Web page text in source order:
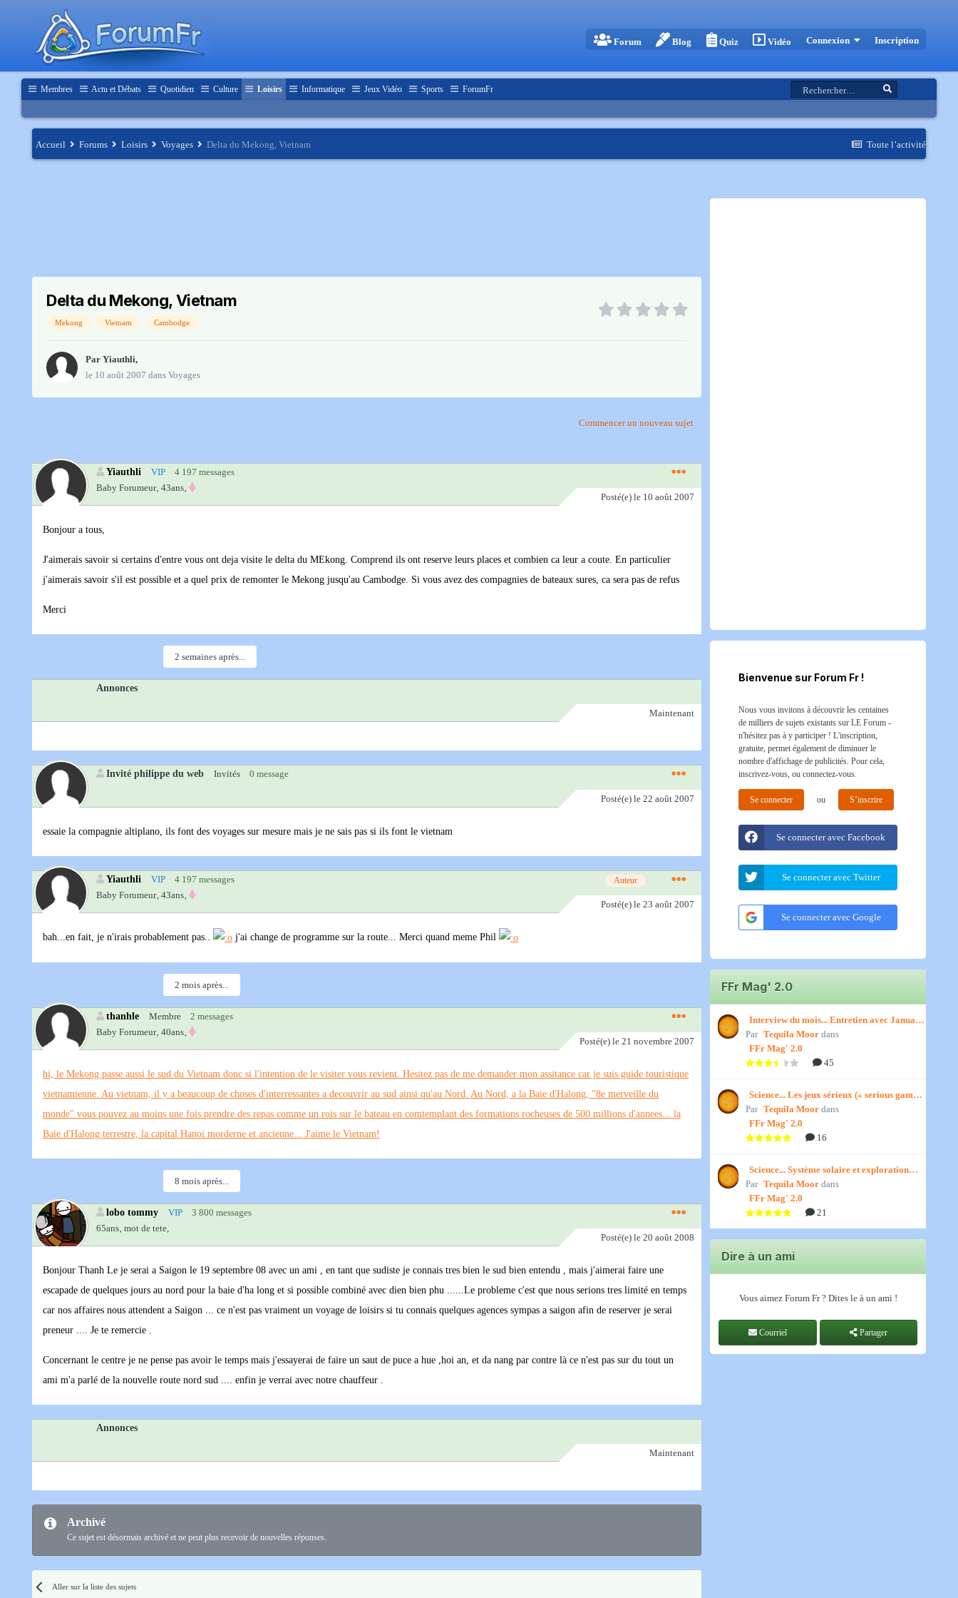
Forum Blog Quiz Vidéo Connexion Inscription
Membres Actu et Débats Quotidien Culture Loisirs Informatique Jeux Vidéo Sports ForumFr
Toute l’activité
Accueil Forums Loisirs Voyages Delta du Mekong, Vietnam
Delta du Mekong, Vietnam
Mekong Vietnam Cambodge
Par Yiauthli,
le 10 août 2007 dans Voyages
Commencer un nouveau sujet
Yiauthli VIP
4 197 messages
Baby Forumeur‚ 43ans‚
Posté(e) le 10 août 2007
Bonjour a tous,
J'aimerais savoir si certains d'entre vous ont deja visite le delta du MEkong. Comprend ils ont reserve leurs places et combien ca leur a coute. En particulier
j'aimerais savoir s'il est possible et a quel prix de remonter le Mekong jusqu'au Cambodge. Si vous avez des compagnies de bateaux sures, ca sera pas de refus
Merci
2 semaines après...
Annonces
Maintenant
Invité philippe du web Invités 0 message
Posté(e) le 22 août 2007
essaie la compagnie altiplano, ils font des voyages sur mesure mais je ne sais pas si ils font le vietnam
Yiauthli VIP 4 197 messages Auteur
Baby Forumeur‚ 43ans‚
Posté(e) le 23 août 2007
bah...en fait, je n'irais probablement pas.. j'ai change de programme sur la route... Merci quand meme Phil
2 mois après...
thanhle Membre
2 messages
Baby Forumeur‚ 40ans‚
Posté(e) le 21 novembre 2007
hi, le Mekong passe aussi le sud du Vietnam donc si l'intention de le visiter vous revient. Hesitez pas de me demander mon assitance car je suis guide touristique
vietnamienne. Au vietnam, il y a beaucoup de choses d'interressantes a decouvrir au sud ainsi qu'au Nord. Au Nord, a la Baie d'Halong, "8e merveille du
monde" vous pouvez au moins une fois prendre des repas comme un rois sur le bateau en comtemplant des formations rocheuses de 500 millions d'annees... la
Baie d'Halong terrestre, la capital Hanoi morderne et ancienne... J'aime le Vietnam!
8 mois après...
lobo tommy VIP
3 800 messages
65ans‚ mot de tete,
Posté(e) le 20 août 2008
Bonjour Thanh Le je serai a Saigon le 19 septembre 08 avec un ami , en tant que sudiste je connais tres bien le sud bien entendu , mais j'aimerai faire une
escapade de quelques jours au nord pour la baie d'ha long et si possible combiné avec dien bien phu ......Le probleme c'est que nous serions tres limité en temps
car nos affaires nous attendent a Saigon ... ce n'est pas vraiment un voyage de loisirs si tu connais quelques agences sympas a saigon afin de reserver je serai
preneur .... Je te remercie .
Concernant le centre je ne pense pas avoir le temps mais j'essayerai de faire un saut de puce a hue ,hoi an, et da nang par contre là ce n'est pas sur du tout un
ami m'a parlé de la nouvelle route nord sud .... enfin je verrai avec notre chauffeur .
Annonces
Maintenant
Archivé
Ce sujet est désormais archivé et ne peut plus recevoir de nouvelles réponses.
Aller sur la liste des sujets
Bienvenue sur Forum Fr !
Nous vous invitons à découvrir les centaines
de milliers de sujets existants sur LE Forum -
n'hésitez pas à y participer ! L'inscription,
gratuite, permet également de diminuer le
nombre d'affichage de publicités. Pour cela,
inscrivez-vous, ou connectez-vous.
Se connecter ou S’inscrire
Se connecter avec Facebook
Se connecter avec Twitter
Se connecter avec Google
FFr Mag' 2.0
Interview du mois... Entretien avec January,
par Titenath
Par Tequila Moor dans
FFr Mag' 2.0
45
Science... Les jeux sérieux (« serious games
») par Jedino
Par Tequila Moor dans
FFr Mag' 2.0
16
Science... Système solaire et exploration
spatiale, par Jedino
Par Tequila Moor dans
FFr Mag' 2.0
21
Dire à un ami
Vous aimez Forum Fr ? Dites le à un ami !
Courriel Partager